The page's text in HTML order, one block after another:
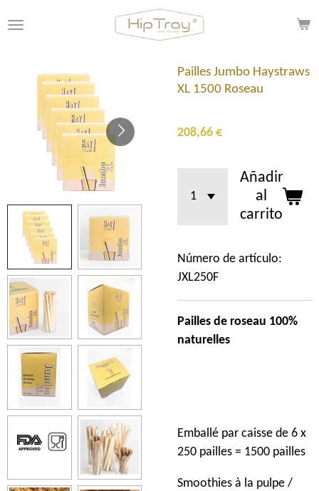
al
principal
Pailles Jumbo Haystraws
XL 1500 Roseau
208,66 €
Añadir
al
carrito
Número de artículo:
JXL250F
Pailles de roseau 100%
naturelles
Emballé par caisse de 6 x
250 pailles = 1500 pailles
Smoothies à la pulpe /